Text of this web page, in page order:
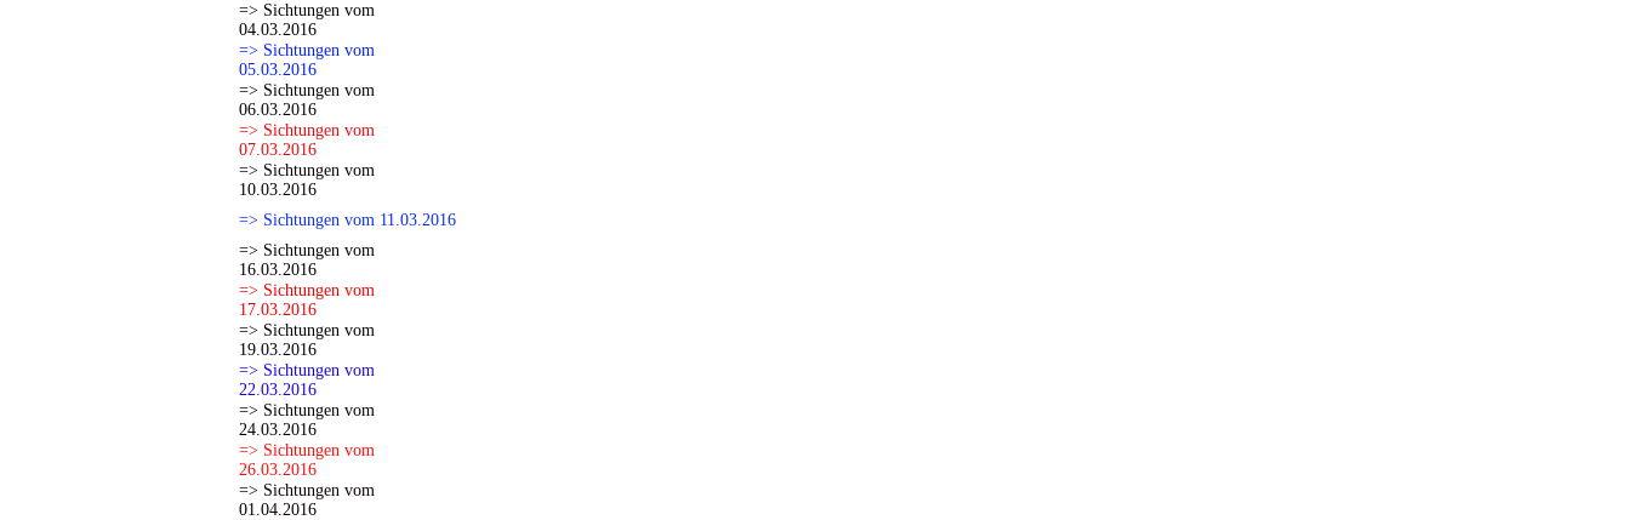
=> Sichtungen vom
04.03.2016
=> Sichtungen vom
05.03.2016
=> Sichtungen vom
06.03.2016
=> Sichtungen vom
07.03.2016
=> Sichtungen vom
10.03.2016
=> Sichtungen vom 11.03.2016
=> Sichtungen vom
16.03.2016
=> Sichtungen vom
17.03.2016
=> Sichtungen vom
19.03.2016
=> Sichtungen vom
22.03.2016
=> Sichtungen vom
24.03.2016
=> Sichtungen vom
26.03.2016
=> Sichtungen vom
01.04.2016